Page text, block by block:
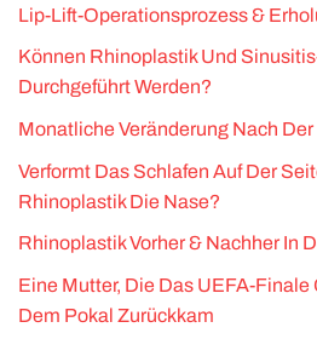
Lip-Lift-Operationsprozess &
Können Rhinoplastik Und
Durchgeführt Werden?
Monatliche Veränderung Nach
Verformt Das Schlafen Auf Der
Rhinoplastik Die Nase?
Rhinoplastik Vorher & Nachher In
Eine Mutter, Die Das UEFA-
Dem Pokal Zurückkam